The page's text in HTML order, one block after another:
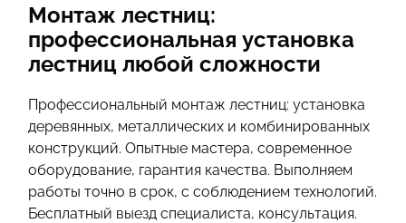
ИНФОРМАЦИЯ
КОНТАКТЫ
Монтаж лестниц:
профессиональная установка
лестниц любой сложности
Профессиональный монтаж лестниц: установка
деревянных, металлических и комбинированных
конструкций. Опытные мастера, современное
оборудование, гарантия качества. Выполняем
работы точно в срок, с соблюдением технологий.
Бесплатный выезд специалиста, консультация.